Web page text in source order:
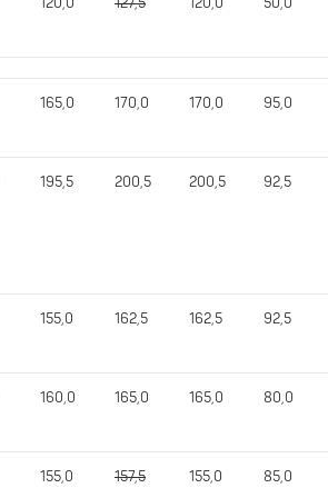
165,0 170,0 170,0 95,0
195,5 200,5 200,5 92,5
155,0 162,5 162,5 92,5
160,0 165,0 165,0 80,0
155,0 157,5 155,0 85,0